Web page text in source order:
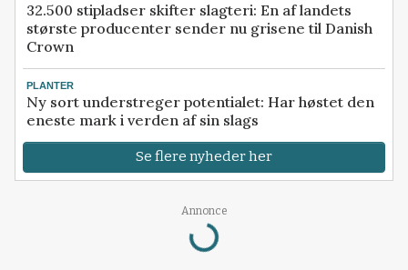
32.500 stipladser skifter slagteri: En af landets
største producenter sender nu grisene til Danish
Crown
PLANTER
Ny sort understreger potentialet: Har høstet den
eneste mark i verden af sin slags
Se flere nyheder her
Annonce
Loading...